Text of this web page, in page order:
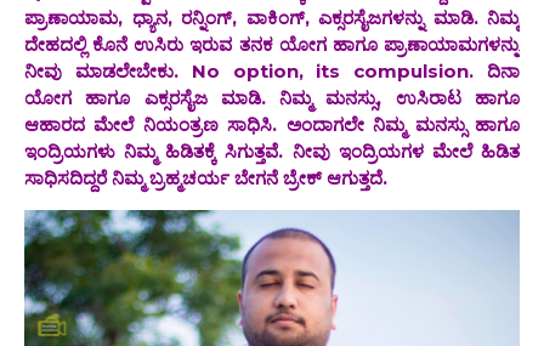
ಪ್ರಾಣಾಯಾಮ, ಧ್ಯಾನ, ರನ್ನಿಂಗ್, ವಾಕಿಂಗ್, ಎಕ್ಸರಸೈಜಗಳನ್ನು ಮಾಡಿ. ನಿಮ್ಮ
ದೇಹದಲ್ಲಿ ಕೊನೆ ಉಸಿರು ಇರುವ ತನಕ ಯೋಗ ಹಾಗೂ ಪ್ರಾಣಾಯಾಮಗಳನ್ನು
ನೀವು ಮಾಡಲೇಬೇಕು. No option, its compulsion. ದಿನಾ
ಯೋಗ ಹಾಗೂ ಎಕ್ಸರಸೈಜ ಮಾಡಿ. ನಿಮ್ಮ ‌ಮನಸ್ಸು, ಉಸಿರಾಟ ಹಾಗೂ
ಆಹಾರದ ಮೇಲೆ ನಿಯಂತ್ರಣ ಸಾಧಿಸಿ. ಅಂದಾಗಲೇ ನಿಮ್ಮ ಮನಸ್ಸು ಹಾಗೂ
ಇಂದ್ರಿಯಗಳು ನಿಮ್ಮ ‌ಹಿಡಿತಕ್ಕೆ‌ ಸಿಗುತ್ತವೆ. ನೀವು ಇಂದ್ರಿಯಗಳ ಮೇಲೆ ಹಿಡಿತ
ಸಾಧಿಸದಿದ್ದರೆ ನಿಮ್ಮ ಬ್ರಹ್ಮಚರ್ಯ ಬೇಗನೆ ಬ್ರೇಕ್ ಆಗುತ್ತದೆ.‌